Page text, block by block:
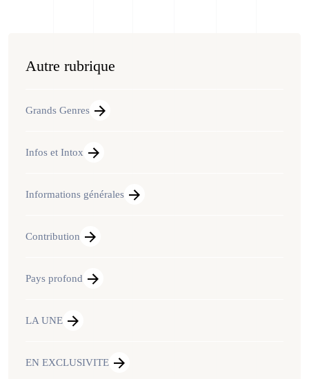
Autre rubrique
Grands Genres
Infos et Intox
Informations générales
Contribution
Pays profond
LA UNE
EN EXCLUSIVITE